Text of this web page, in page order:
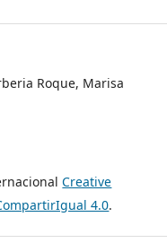
Roque, Marisa
Creative
4.0.